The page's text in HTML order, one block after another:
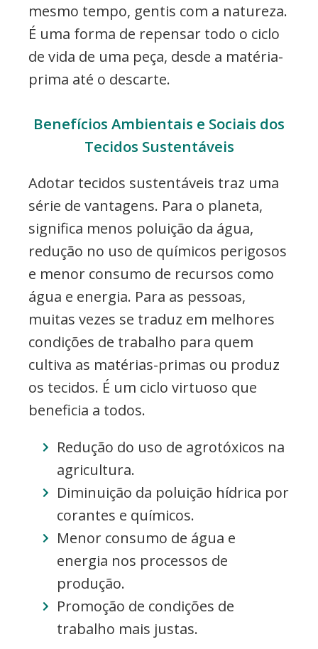
mesmo tempo, gentis com a natureza.
É uma forma de repensar todo o ciclo
de vida de uma peça, desde a matéria-
prima até o descarte.
Benefícios Ambientais e Sociais dos
Tecidos Sustentáveis
Adotar tecidos sustentáveis traz uma
série de vantagens. Para o planeta,
significa menos poluição da água,
redução no uso de químicos perigosos
e menor consumo de recursos como
água e energia. Para as pessoas,
muitas vezes se traduz em melhores
condições de trabalho para quem
cultiva as matérias-primas ou produz
os tecidos. É um ciclo virtuoso que
beneficia a todos.
Redução do uso de agrotóxicos na
agricultura.
Diminuição da poluição hídrica por
corantes e químicos.
Menor consumo de água e
energia nos processos de
produção.
Promoção de condições de
trabalho mais justas.